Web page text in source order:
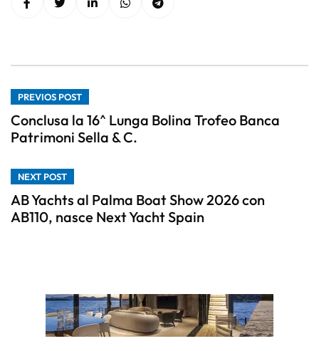
PREVIOS POST
Conclusa la 16^ Lunga Bolina Trofeo Banca
Patrimoni Sella & C.
NEXT POST
AB Yachts al Palma Boat Show 2026 con
AB110, nasce Next Yacht Spain